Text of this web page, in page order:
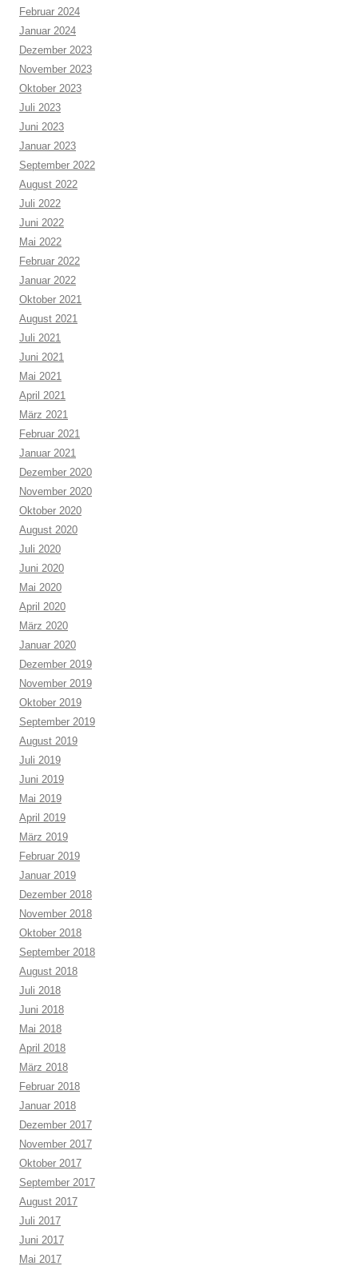
Februar 2024
Januar 2024
Dezember 2023
November 2023
Oktober 2023
Juli 2023
Juni 2023
Januar 2023
September 2022
August 2022
Juli 2022
Juni 2022
Mai 2022
Februar 2022
Januar 2022
Oktober 2021
August 2021
Juli 2021
Juni 2021
Mai 2021
April 2021
März 2021
Februar 2021
Januar 2021
Dezember 2020
November 2020
Oktober 2020
August 2020
Juli 2020
Juni 2020
Mai 2020
April 2020
März 2020
Januar 2020
Dezember 2019
November 2019
Oktober 2019
September 2019
August 2019
Juli 2019
Juni 2019
Mai 2019
April 2019
März 2019
Februar 2019
Januar 2019
Dezember 2018
November 2018
Oktober 2018
September 2018
August 2018
Juli 2018
Juni 2018
Mai 2018
April 2018
März 2018
Februar 2018
Januar 2018
Dezember 2017
November 2017
Oktober 2017
September 2017
August 2017
Juli 2017
Juni 2017
Mai 2017